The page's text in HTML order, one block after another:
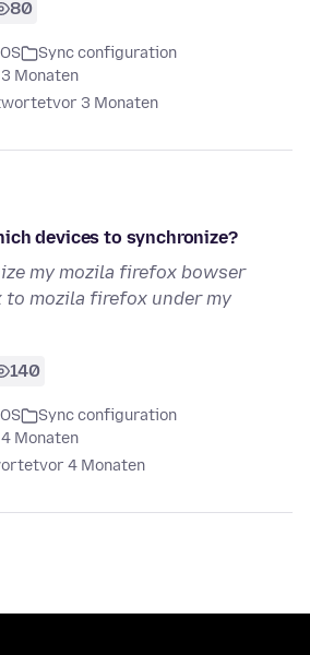
80
Sync configuration
Monaten
vor 3 Monaten
devices to synchronize?
my mozila firefox bowser
mozila firefox under my
140
Sync configuration
Monaten
vor 4 Monaten